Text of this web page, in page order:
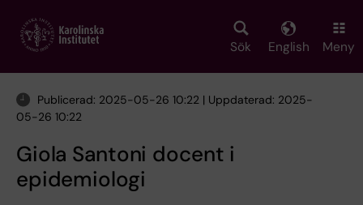
main
Sök English Meny
Publicerad: 2025-05-26 10:22 | Uppdaterad: 2025-
05-26 10:22
Giola Santoni docent i
epidemiologi